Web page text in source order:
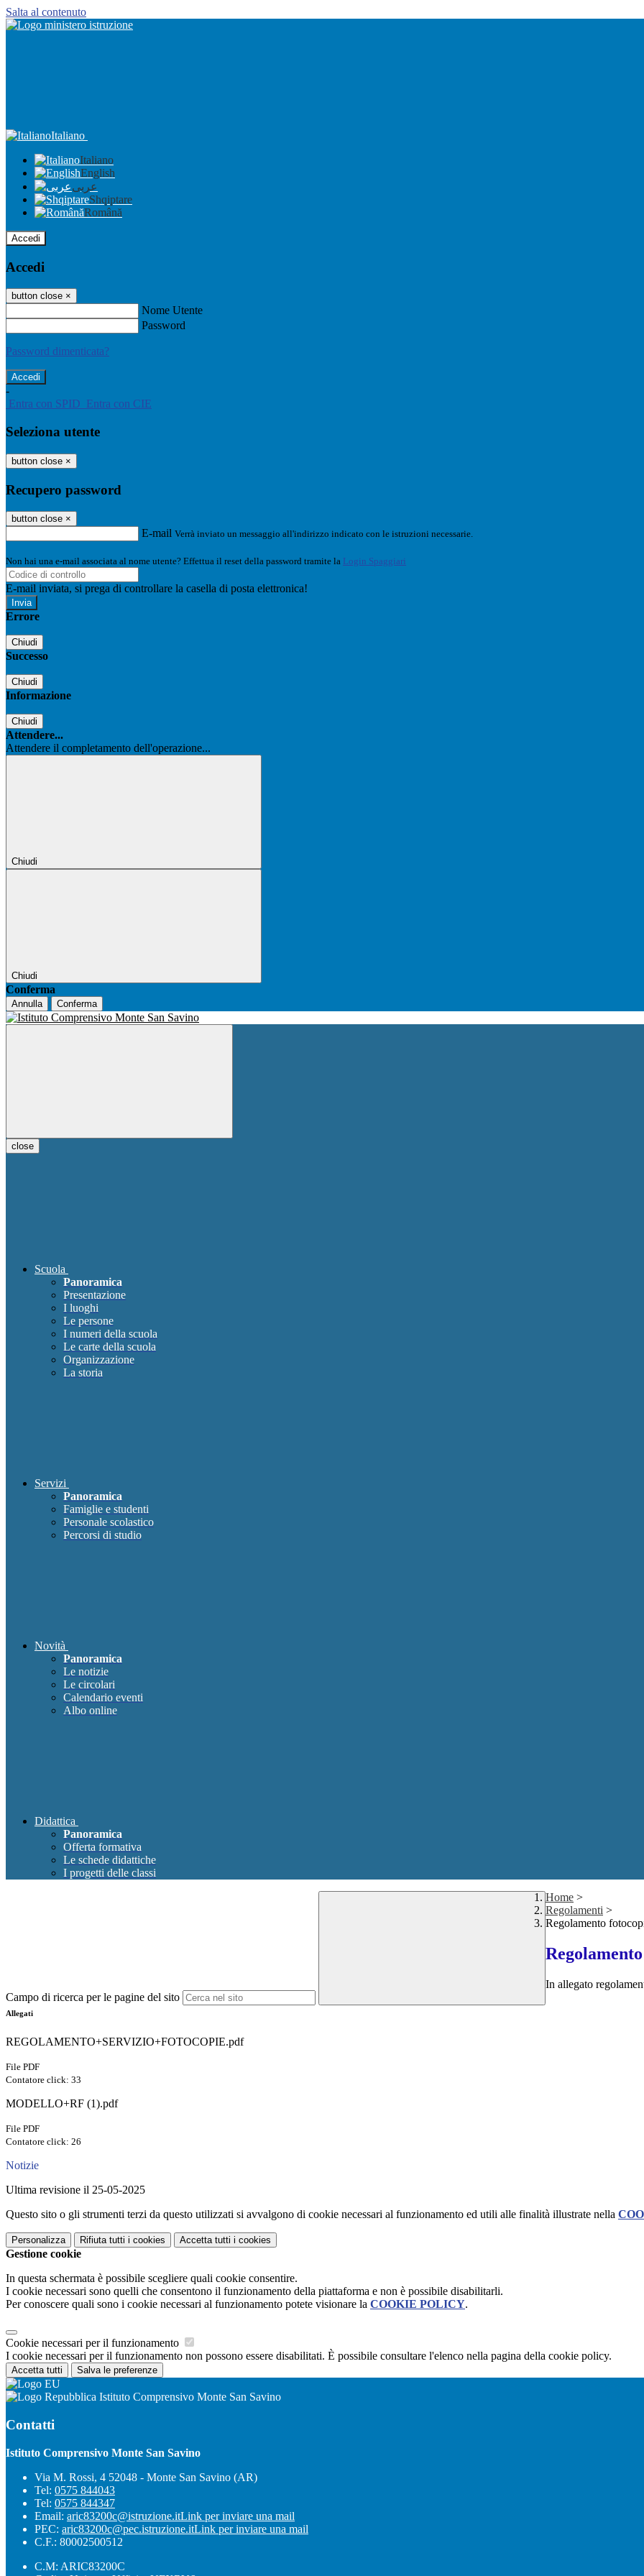
Salta al contenuto
Italiano
Italiano
English
عربى
Shqiptare
Română
Accedi
Accedi
button close ×
Nome Utente
Password
Password dimenticata?
-
Entra con SPID Entra con CIE
Seleziona utente
button close ×
Recupero password
button close ×
E-mail Verrà inviato un messaggio all'indirizzo indicato con le istruzioni necessarie.
Non hai una e-mail associata al nome utente? Effettua il reset della password tramite la Login Spaggiari
E-mail inviata, si prega di controllare la casella di posta elettronica!
Errore
Chiudi
Successo
Chiudi
Informazione
Chiudi
Attendere...
Attendere il completamento dell'operazione...
Chiudi
Chiudi
Conferma
Annulla Conferma
close
Scuola
Panoramica
Presentazione
I luoghi
Le persone
I numeri della scuola
Le carte della scuola
Organizzazione
La storia
Servizi
Panoramica
Famiglie e studenti
Personale scolastico
Percorsi di studio
Novità
Panoramica
Le notizie
Le circolari
Calendario eventi
Albo online
Didattica
Panoramica
Offerta formativa
Le schede didattiche
I progetti delle classi
Campo di ricerca per le pagine del sito
Home >
Regolamenti >
Regolamento
In allegato
Allegati
REGOLAMENTO+SERVIZIO+FOTOCOPIE.pdf
File PDF
Contatore click: 33
MODELLO+RF (1).pdf
File PDF
Contatore click: 26
Notizie
Ultima revisione il 25-05-2025
Questo sito o gli strumenti terzi da questo utilizzati si avvalgono di cookie necessari al funzionamento ed utili alle finalità illustrate nella
Personalizza Rifiuta tutti i cookies Accetta tutti i cookies
Gestione cookie
In questa schermata è possibile scegliere quali cookie consentire.
I cookie necessari sono quelli che consentono il funzionamento della piattaforma e non è possibile disabilitarli.
Per conoscere quali sono i cookie necessari al funzionamento potete visionare la COOKIE POLICY.
Cookie necessari per il funzionamento
I cookie necessari per il funzionamento non possono essere disabilitati. È possibile consultare l'elenco nella pagina della cookie policy.
Accetta tutti Salva le preferenze
Istituto Comprensivo Monte San Savino
Contatti
Istituto Comprensivo Monte San Savino
Via M. Rossi, 4 52048 - Monte San Savino (AR)
Tel: 0575 844043
Tel: 0575 844347
Email: aric83200c@istruzione.itLink per inviare una mail
PEC: aric83200c@pec.istruzione.itLink per inviare una mail
C.F.: 80002500512
C.M: ARIC83200C